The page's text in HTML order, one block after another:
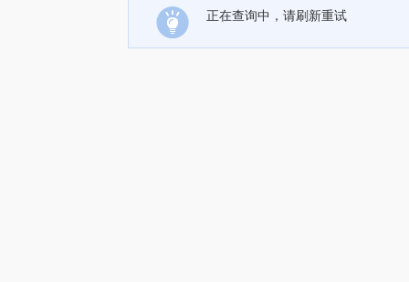
正在查询中，请刷新重试